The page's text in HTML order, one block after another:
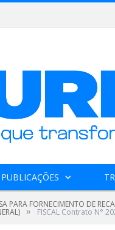
PUBLICAÇÕES
FORNECIMENTO DE
» FISCAL Contrato N°